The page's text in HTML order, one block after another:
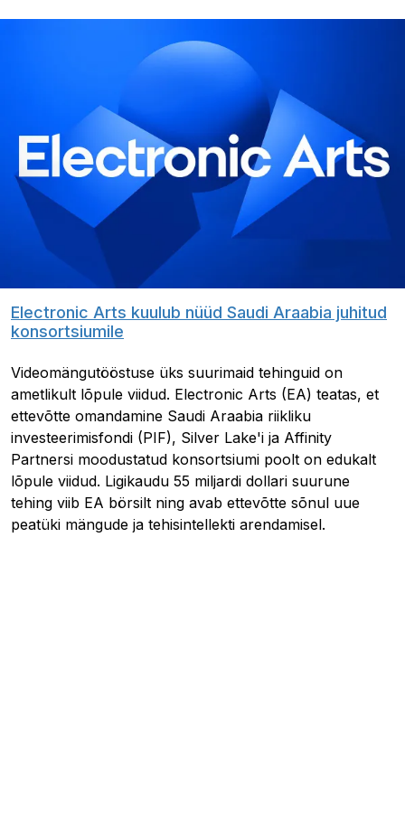
Electronic Arts kuulub nüüd Saudi Araabia juhitud
konsortsiumile
Videomängutööstuse üks suurimaid tehinguid on
ametlikult lõpule viidud. Electronic Arts (EA) teatas, et
ettevõtte omandamine Saudi Araabia riikliku
investeerimisfondi (PIF), Silver Lake'i ja Affinity
Partnersi moodustatud konsortsiumi poolt on edukalt
lõpule viidud. Ligikaudu 55 miljardi dollari suurune
tehing viib EA börsilt ning avab ettevõtte sõnul uue
peatüki mängude ja tehisintellekti arendamisel.